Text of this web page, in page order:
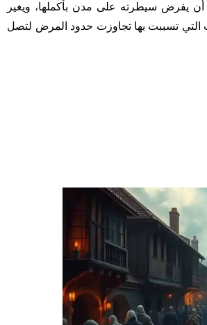
سيطرته على مدن بأكملها، ويغير
التي تسببت بها تجاوزت حدود المرض لتصل